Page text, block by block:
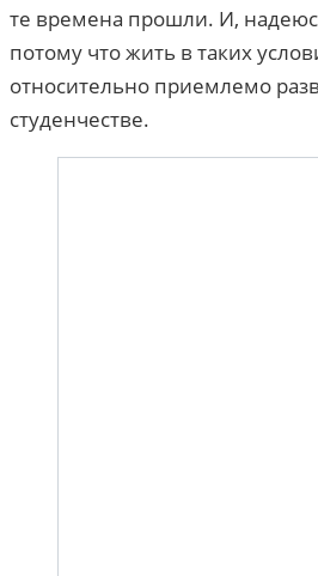
те времена прошли. И,
потому что жить в таких
относительно приемлемо
студенчестве.